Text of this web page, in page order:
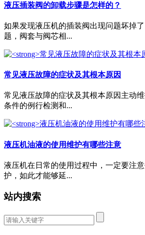
液压插装阀的卸载步骤是怎样的？
如果发现液压机的插装阀出现问题坏掉
题，阀套与阀芯相...
常见液压故障的症状及其根本原因
常见液压故障的症状及其根本原因主动
条件的例行检测和...
液压机油液的使用维护有哪些注意
液压机在日常的使用过程中，一定要注
护，如此才能够延...
站内搜索